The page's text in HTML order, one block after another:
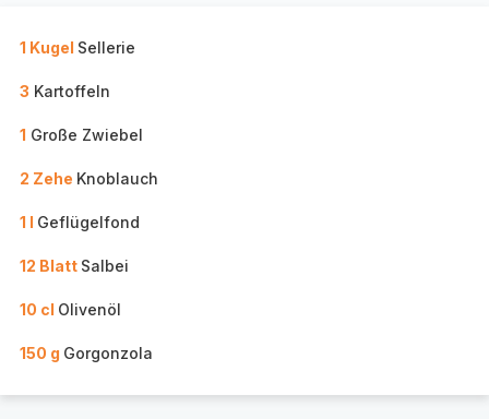
1 Kugel Sellerie
3 Kartoffeln
1 Große Zwiebel
2 Zehe Knoblauch
1 l Geflügelfond
12 Blatt Salbei
10 cl Olivenöl
150 g Gorgonzola